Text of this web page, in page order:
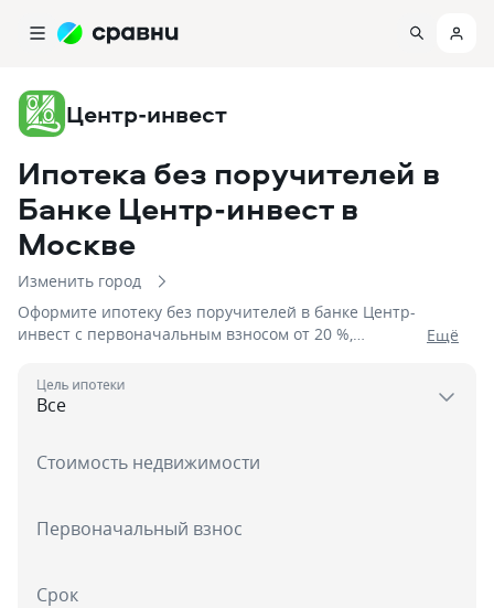
Центр-инвест
Ипотека без поручителей в
Банке Центр-инвест в
Москве
Изменить город
Оформите ипотеку без поручителей в банке Центр-
инвест с первоначальным взносом от 20 %,
сумму до 12 000 000
Eщё
Цель ипотеки
Стоимость недвижимости
Первоначальный взнос
Срок